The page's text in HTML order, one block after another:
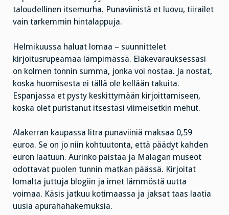
taloudellinen itsemurha. Punaviinistä et luovu, tiirailet
vain tarkemmin hintalappuja.
Helmikuussa haluat lomaa – suunnittelet
kirjoitusrupeamaa lämpimässä. Eläkevarauksessasi
on kolmen tonnin summa, jonka voi nostaa. Ja nostat,
koska huomisesta ei tällä ole kellään takuita.
Espanjassa et pysty keskittymään kirjoittamiseen,
koska olet puristanut itsestäsi viimeisetkin mehut.
Alakerran kaupassa litra punaviiniä maksaa 0,59
euroa. Se on jo niin kohtuutonta, että päädyt kahden
euron laatuun. Aurinko paistaa ja Malagan museot
odottavat puolen tunnin matkan päässä. Kirjoitat
lomalta juttuja blogiin ja imet lämmöstä uutta
voimaa. Käsis jatkuu kotimaassa ja jaksat taas laatia
uusia apurahahakemuksia.